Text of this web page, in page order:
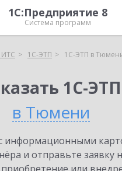
1С:Предприятие 8
Система программ
ИТС 1С-ЭТП 1С-ЭТП в
1С-ЭТП
в Тюмени
информационными
и отправьте заявку